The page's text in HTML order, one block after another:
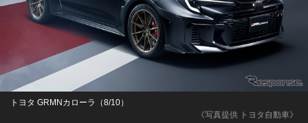
《写真提供 トヨタ自動車》
トヨタ GRMNカローラ（8/10）